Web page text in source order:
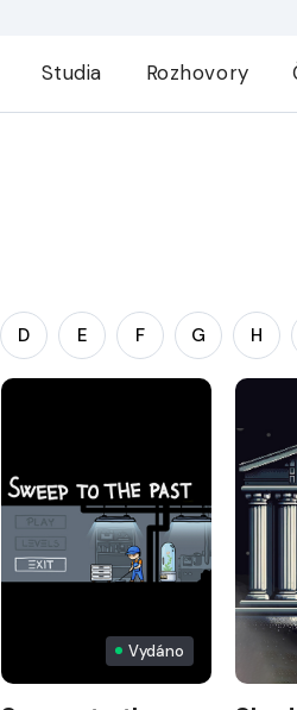
Studia Rozhovory
D E F G H
Vydáno